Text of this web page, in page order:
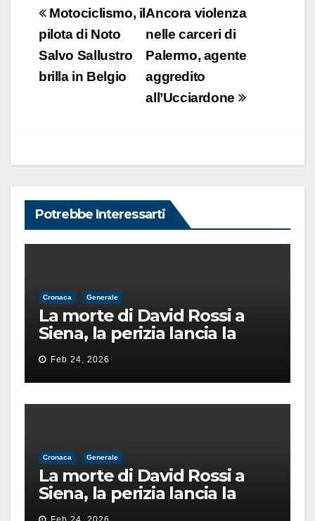
Navigazione
articoli
Ancora violenza
nelle carceri di
Palermo, agente
aggredito
all’Ucciardone
Motociclismo, il
pilota di Noto
Salvo Sallustro
brilla in Belgio
Potrebbe Interessarti
Cronaca Generale
La morte di David Rossi a
Siena, la perizia lancia la
pista di un’intimidazione
finita male
Feb 24, 2026
Cronaca Generale
La morte di David Rossi a
Siena, la perizia lancia la
pista di un’intimidazione